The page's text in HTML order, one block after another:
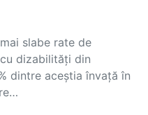
slabe rate de
dizabilități din
dintre aceștia învață în